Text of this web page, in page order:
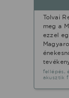
Tolvai
meg a
ezzel
fellépés,
akusztik